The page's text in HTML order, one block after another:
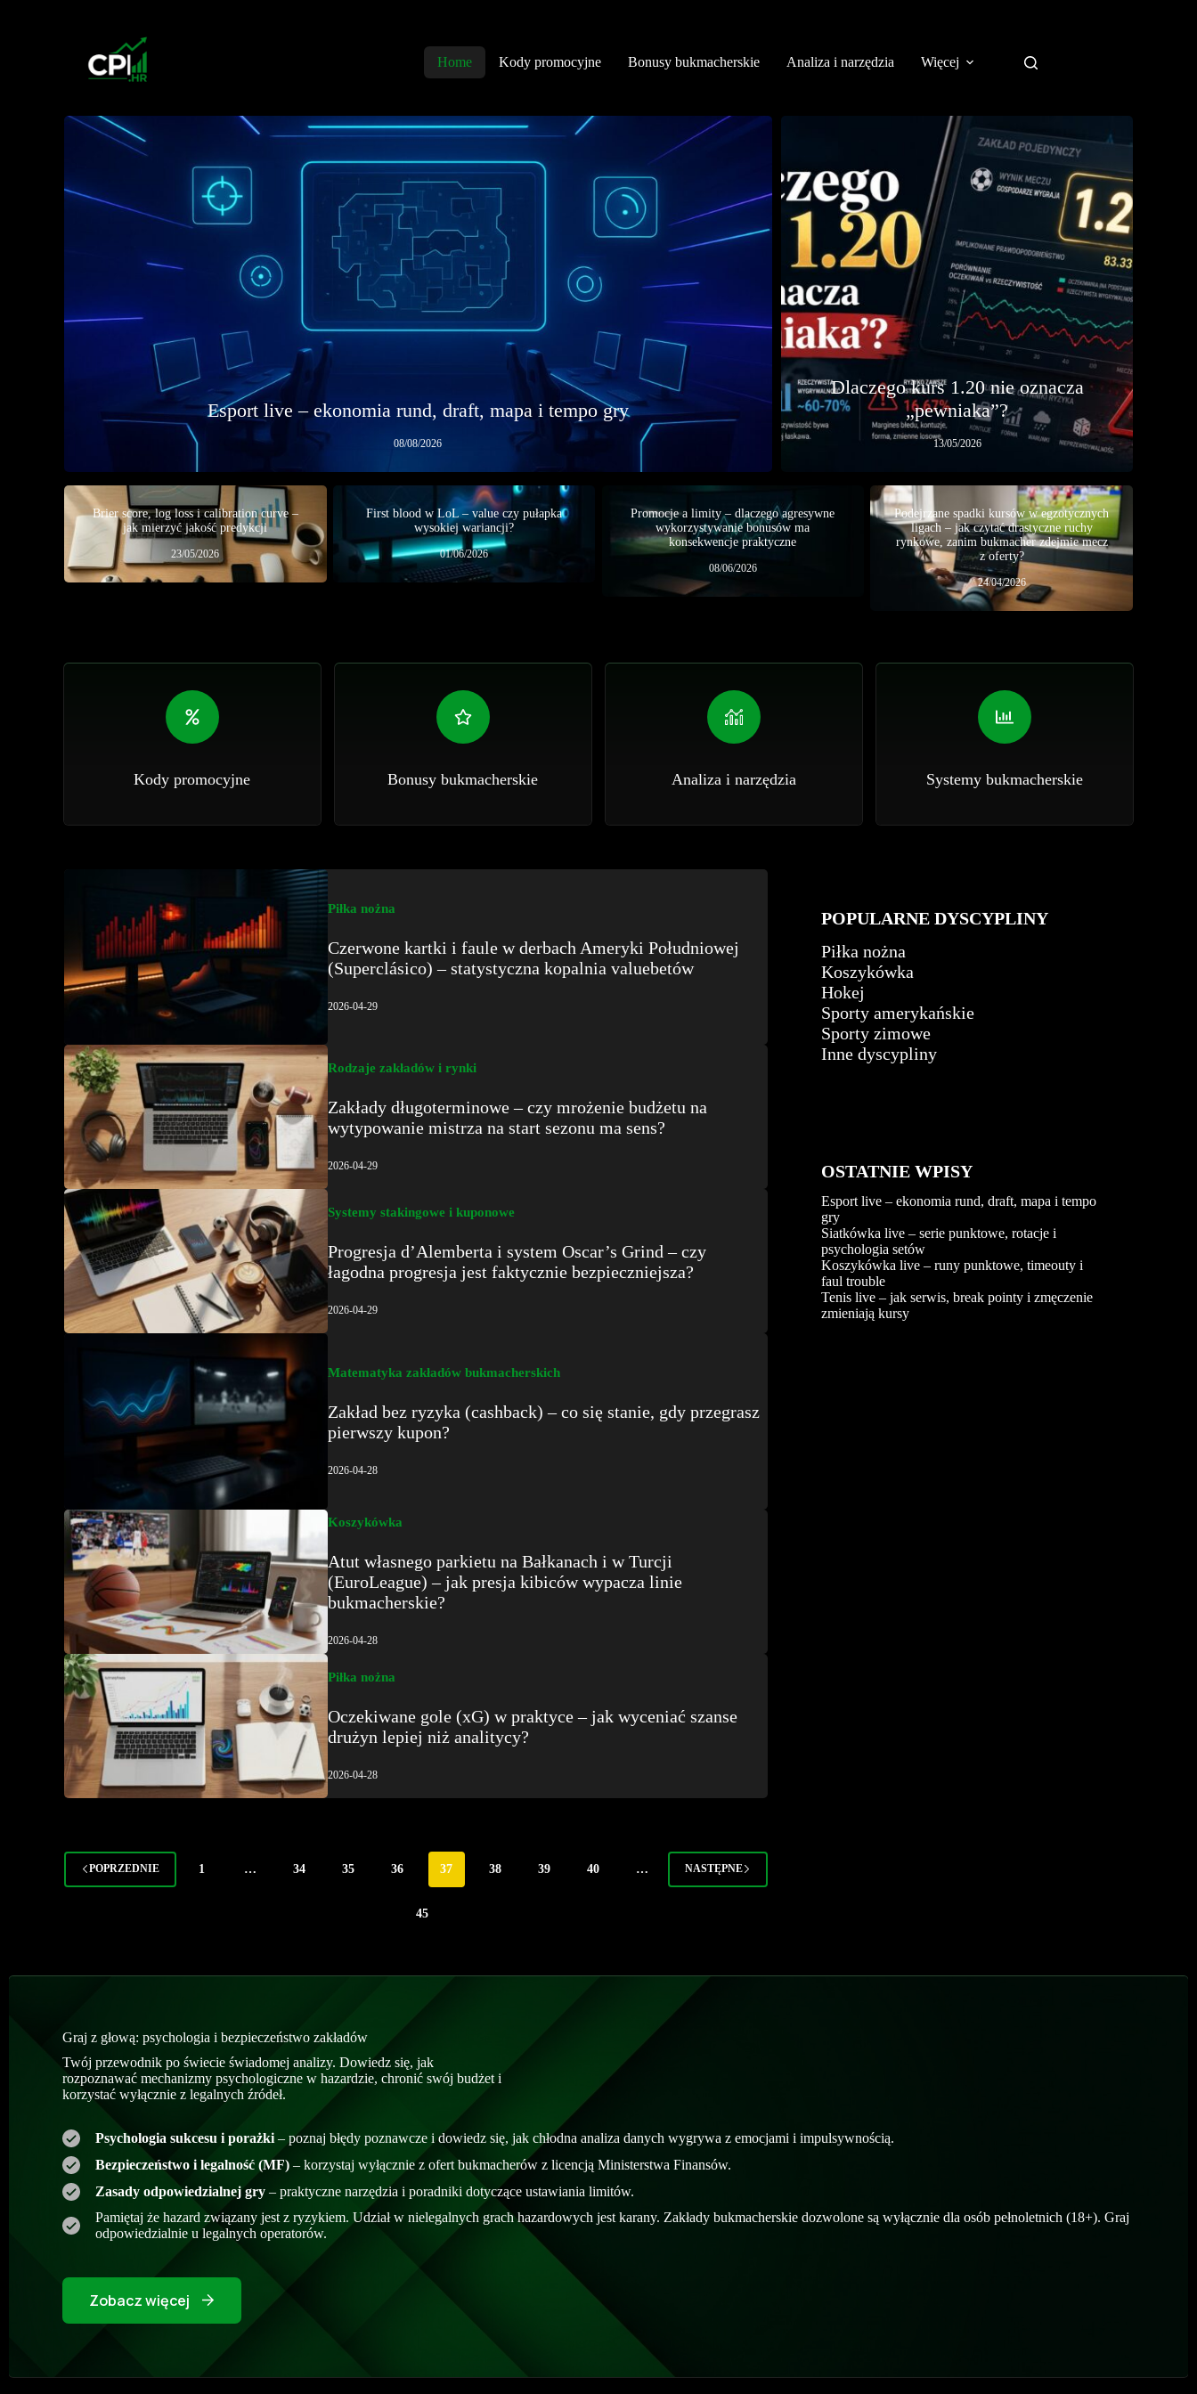
Home
Kody promocyjne Bonusy bukmacherskie Analiza i narzędzia Więcej
Esport live – ekonomia rund, draft, mapa i tempo gry
08/08/2026
Dlaczego kurs 1.20 nie oznacza
„pewniaka”?
13/05/2026
Brier score, log loss i calibration curve –
jak mierzyć jakość predykcji
23/05/2026
First blood w LoL – value czy pułapka
wysokiej wariancji?
01/06/2026
Promocje a limity – dlaczego agresywne
wykorzystywanie bonusów ma
konsekwencje praktyczne
08/06/2026
Podejrzane spadki kursów w egzotycznych
ligach – jak czytać drastyczne ruchy
rynkowe, zanim bukmacher zdejmie mecz
z oferty?
24/04/2026
Kody promocyjne Bonusy bukmacherskie Analiza i narzędzia Systemy bukmacherskie
Piłka nożna
Czerwone kartki i faule w derbach Ameryki Południowej
(Superclásico) – statystyczna kopalnia valuebetów
2026-04-29
Rodzaje zakładów i rynki
Zakłady długoterminowe – czy mrożenie budżetu na
wytypowanie mistrza na start sezonu ma sens?
2026-04-29
Systemy stakingowe i kuponowe
Progresja d’Alemberta i system Oscar’s Grind – czy
łagodna progresja jest faktycznie bezpieczniejsza?
2026-04-29
Matematyka zakładów bukmacherskich
Zakład bez ryzyka (cashback) – co się stanie, gdy przegrasz
pierwszy kupon?
2026-04-28
Koszykówka
Atut własnego parkietu na Bałkanach i w Turcji
(EuroLeague) – jak presja kibiców wypacza linie
bukmacherskie?
2026-04-28
Piłka nożna
Oczekiwane gole (xG) w praktyce – jak wyceniać szanse
drużyn lepiej niż analitycy?
2026-04-28
POPRZEDNIE 1 … 34 35 36 37 38 39 40 …
45
NASTĘPNE
POPULARNE DYSCYPLINY
Piłka nożna
Koszykówka
Hokej
Sporty amerykańskie
Sporty zimowe
Inne dyscypliny
OSTATNIE WPISY
Esport live – ekonomia rund, draft, mapa i tempo
gry
Siatkówka live – serie punktowe, rotacje i
psychologia setów
Koszykówka live – runy punktowe, timeouty i
faul trouble
Tenis live – jak serwis, break pointy i zmęczenie
zmieniają kursy
Graj z głową: psychologia i bezpieczeństwo zakładów
Twój przewodnik po świecie świadomej analizy. Dowiedz się, jak
rozpoznawać mechanizmy psychologiczne w hazardzie, chronić swój budżet i
korzystać wyłącznie z legalnych źródeł.
Psychologia sukcesu i porażki – poznaj błędy poznawcze i dowiedz się, jak chłodna analiza danych wygrywa z emocjami i impulsywnością.
Bezpieczeństwo i legalność (MF) – korzystaj wyłącznie z ofert bukmacherów z licencją Ministerstwa Finansów.
Zasady odpowiedzialnej gry – praktyczne narzędzia i poradniki dotyczące ustawiania limitów.
Pamiętaj że hazard związany jest z ryzykiem. Udział w nielegalnych grach hazardowych jest karany. Zakłady bukmacherskie dozwolone są wyłącznie dla osób pełnoletnich (18+). Graj
odpowiedzialnie u legalnych operatorów.
Zobacz więcej